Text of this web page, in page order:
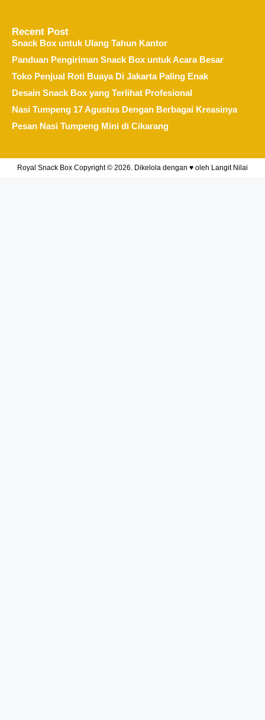
Recent Post
Snack Box untuk Ulang Tahun Kantor
Panduan Pengiriman Snack Box untuk Acara Besar
Toko Penjual Roti Buaya Di Jakarta Paling Enak
Desain Snack Box yang Terlihat Profesional
Nasi Tumpeng 17 Agustus Dengan Berbagai Kreasinya
Pesan Nasi Tumpeng Mini di Cikarang
Royal Snack Box Copyright © 2026. Dikelola dengan ♥ oleh Langit Nilai